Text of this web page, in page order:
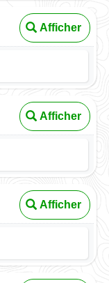
Afficher
Afficher
Afficher